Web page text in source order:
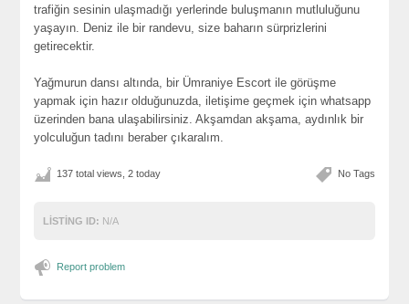
trafiğin sesinin ulaşmadığı yerlerinde buluşmanın mutluluğunu
yaşayın. Deniz ile bir randevu, size baharın sürprizlerini
getirecektir.
Yağmurun dansı altında, bir Ümraniye Escort ile görüşme
yapmak için hazır olduğunuzda, iletişime geçmek için whatsapp
üzerinden bana ulaşabilirsiniz. Akşamdan akşama, aydınlık bir
yolculuğun tadını beraber çıkaralım.
No Tags
137 total views, 2 today
LISTING ID: N/A
Report problem